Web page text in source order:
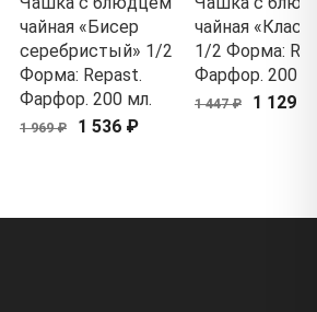
чайная «Бисер
серебристый» 1/2
Форма: Repast.
Фарфор. 200 мл.
1 969 ₽ 1 536 ₽
чайная
1/2 Форма:
Фарфор. 200
1 447 ₽ 1 129 ₽